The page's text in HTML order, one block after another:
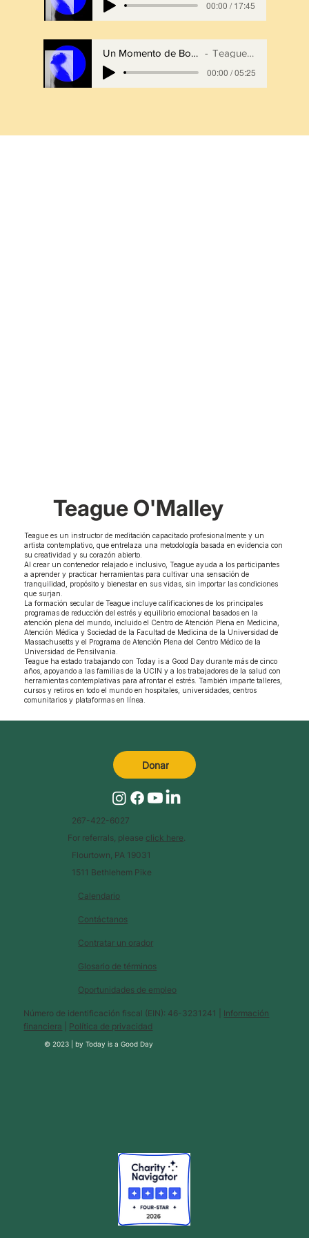
00:00 / 17:45
Un Momento de Bondad Amorosa
Teague O'Malley
00:00 / 05:25
Teague O'Malley
Teague es un instructor de meditación capacitado profesionalmente y un
artista contemplativo, que entrelaza una metodología basada en evidencia con
su creatividad y su corazón abierto.
Al crear un contenedor relajado e inclusivo, Teague ayuda a los participantes
a aprender y practicar herramientas para cultivar una sensación de
tranquilidad, propósito y bienestar en sus vidas, sin importar las condiciones
que surjan.
La formación secular de Teague incluye calificaciones de los principales
programas de reducción del estrés y equilibrio emocional basados en la
atención plena del mundo, incluido el Centro de Atención Plena en Medicina,
Atención Médica y Sociedad de la Facultad de Medicina de la Universidad de
Massachusetts y el Programa de Atención Plena del Centro Médico de la
Universidad de Pensilvania.
Teague ha estado trabajando con Today is a Good Day durante más de cinco
años, apoyando a las familias de la UCIN y a los trabajadores de la salud con
herramientas contemplativas para afrontar el estrés. También imparte talleres,
cursos y retiros en todo el mundo en hospitales, universidades, centros
comunitarios y plataformas en línea.
Calendario
Glosario de términos
Contáctanos
Contratar un orador
Oportunidades de empleo
Número de identificación fiscal (EIN): 46-3231241 | Información
financiera
Política de privacidad
© 2023 |byToday is a Good Day
267-422-6027
For referrals, please click here.
Flourtown, PA 19031
1511 Bethlehem Pike
Donar